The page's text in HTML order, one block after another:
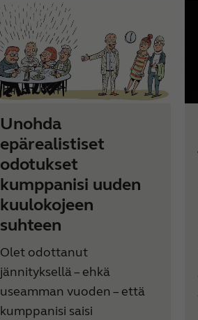
Unohda
epärealistiset
odotukset
kumppanisi uuden
kuulokojeen
suhteen
Olet odottanut
jännityksellä – ehkä
useamman vuoden – että
kumppanisi saisi